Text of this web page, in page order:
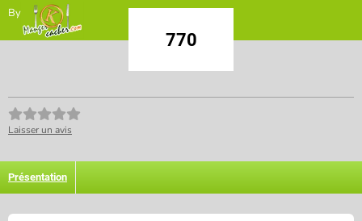
By
770
Laisser un avis
Présentation